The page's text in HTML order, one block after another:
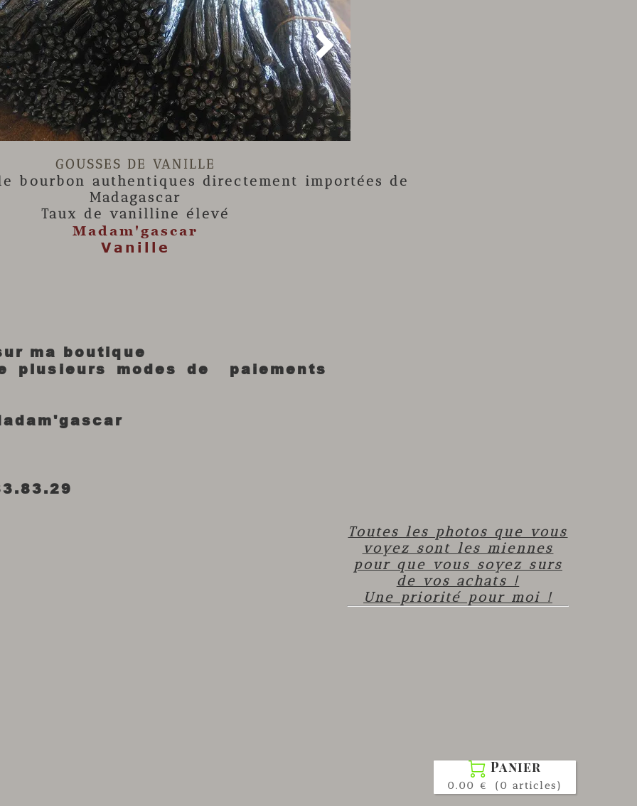

GOUSSES DE VANILLE
bourbon authentiques directement importées de
Madagascar
Taux de vanilline élevé
Madam'gascar
Vanille
ma boutique
plusieurs modes de paiements
Toutes les photos que vous
voyez sont les miennes
pour que vous soyez surs
de vos achats !
Une priorité pour moi !
 Panier
0.00 € (0 articles)